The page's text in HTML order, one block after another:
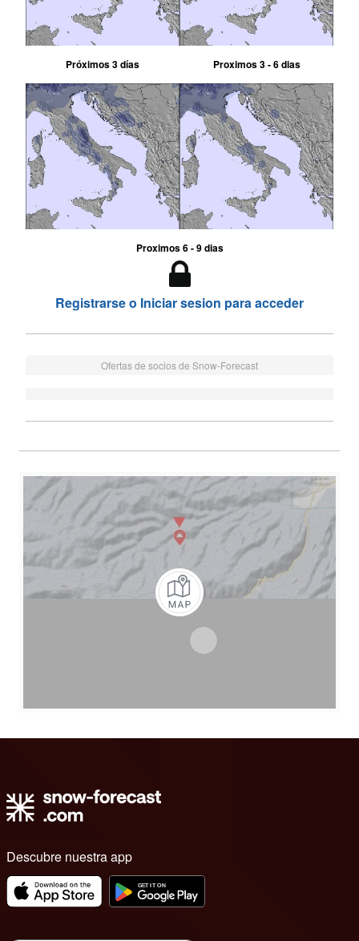
Próximos 3 días Proximos 3 - 6 dias
Proximos 6 - 9 dias
Registrarse o Iniciar sesion para acceder
Ofertas de socios de Snow-Forecast
Descubre nuestra app